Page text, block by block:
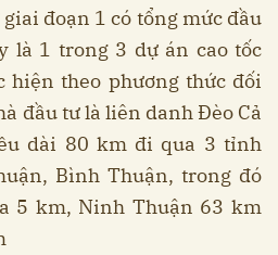
đoạn 1 có tổng mức đầu
là 1 trong 3 dự án cao tốc
hiện theo phương thức đối
đầu tư là liên danh Đèo Cả
dài 80 km đi qua 3 tỉnh
Bình Thuận, trong đó
5 km, Ninh Thuận 63 km